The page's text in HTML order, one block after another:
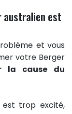
australien est
et vous
votre Berger
la cause du
est trop excité,